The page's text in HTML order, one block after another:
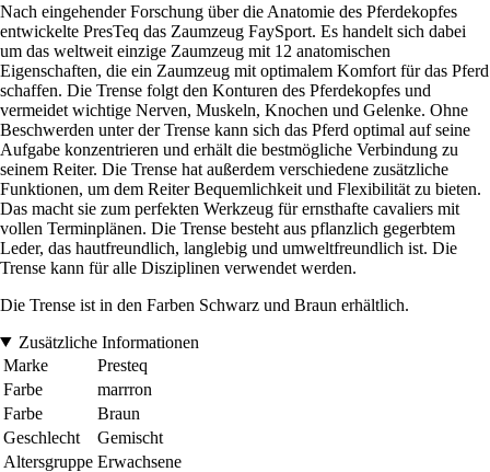
Nach eingehender Forschung über die Anatomie des Pferdekopfes
entwickelte PresTeq das Zaumzeug FaySport. Es handelt sich dabei
um das weltweit einzige Zaumzeug mit 12 anatomischen
Eigenschaften, die ein Zaumzeug mit optimalem Komfort für das Pferd
schaffen. Die Trense folgt den Konturen des Pferdekopfes und
vermeidet wichtige Nerven, Muskeln, Knochen und Gelenke. Ohne
Beschwerden unter der Trense kann sich das Pferd optimal auf seine
Aufgabe konzentrieren und erhält die bestmögliche Verbindung zu
seinem Reiter. Die Trense hat außerdem verschiedene zusätzliche
Funktionen, um dem Reiter Bequemlichkeit und Flexibilität zu bieten.
Das macht sie zum perfekten Werkzeug für ernsthafte cavaliers mit
vollen Terminplänen. Die Trense besteht aus pflanzlich gegerbtem
Leder, das hautfreundlich, langlebig und umweltfreundlich ist. Die
Trense kann für alle Disziplinen verwendet werden.
Die Trense ist in den Farben Schwarz und Braun erhältlich.
Zusätzliche Informationen
Marke
Presteq
Farbe
marrron
Farbe
Braun
Geschlecht
Gemischt
Altersgruppe Erwachsene